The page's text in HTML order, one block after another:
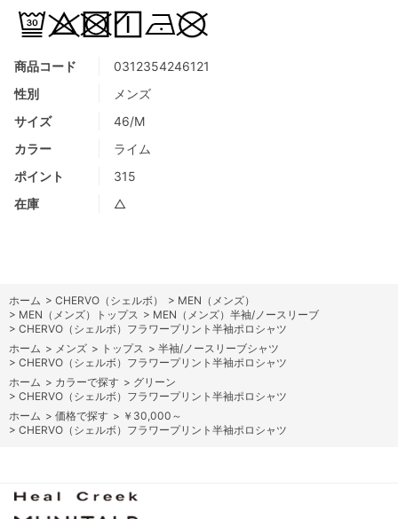
商品コード
0312354246121
性別
メンズ
サイズ
46/M
カラー
ライム
ポイント
315
在庫
△
ホーム > CHERVO（シェルボ） > MEN（メンズ）
> MEN（メンズ）トップス > MEN（メンズ）半袖/ノースリーブ
> CHERVO（シェルボ）フラワープリント半袖ポロシャツ
ホーム > メンズ > トップス > 半袖/ノースリーブシャツ
> CHERVO（シェルボ）フラワープリント半袖ポロシャツ
ホーム > カラーで探す > グリーン
> CHERVO（シェルボ）フラワープリント半袖ポロシャツ
ホーム > 価格で探す > ￥30,000～
> CHERVO（シェルボ）フラワープリント半袖ポロシャツ